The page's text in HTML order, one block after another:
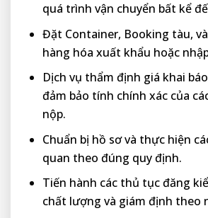
quá trình vận chuyển bất kể
Đặt Container, Booking tàu,
hàng hóa xuất khẩu hoặc
Dịch vụ thẩm định giá khai
đảm bảo tính chính xác của
nộp.
Chuẩn bị hồ sơ và thực hiện
quan theo đúng quy định.
Tiến hành các thủ tục đăng
chất lượng và giám định theo